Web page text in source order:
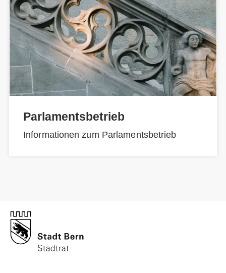
Parlamentsbetrieb
Informationen zum Parlamentsbetrieb